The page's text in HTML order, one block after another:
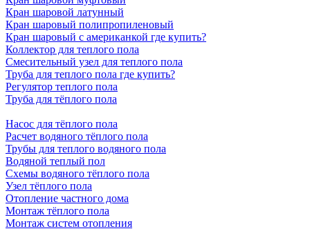
Кран шаровой латунный
Кран шаровый полипропиленовый
Кран шаровый с американкой где купить?
Коллектор для теплого пола
Смесительный узел для теплого пола
Труба для теплого пола где купить?
Регулятор теплого пола
Труба для тёплого пола
Насос для тёплого пола
Расчет водяного тёплого пола
Трубы для теплого водяного пола
Водяной теплый пол
Схемы водяного тёплого пола
Узел тёплого пола
Отопление частного дома
Монтаж тёплого пола
Монтаж систем отопления